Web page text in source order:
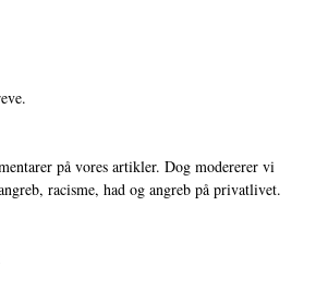
på vores artikler. Dog modererer vi
racisme, had og angreb på privatlivet.